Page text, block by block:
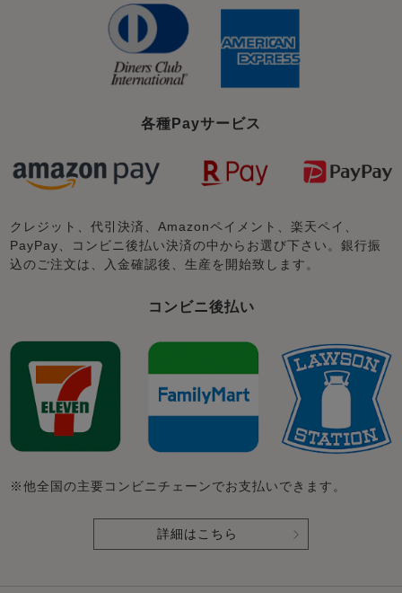
各種Payサービス
クレジット、代引決済、Amazonペイメント、楽天ペイ、
PayPay、コンビニ後払い決済の中からお選び下さい。銀行振
込のご注文は、入金確認後、生産を開始致します。
コンビニ後払い
※他全国の主要コンビニチェーンでお支払いできます。
詳細はこちら